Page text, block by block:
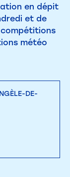
en dépit
et de
compétitions
météo
DE-